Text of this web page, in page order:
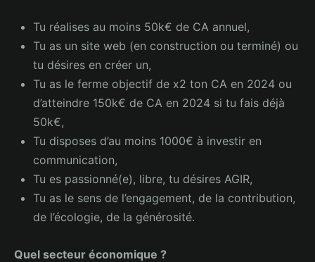
Tu réalises au moins 50k€ de CA annuel,
Tu as un site web (en construction ou terminé) ou
tu désires en créer un,
Tu as le ferme objectif de x2 ton CA en 2024 ou
d’atteindre 150k€ de CA en 2024 si tu fais déjà
50k€,
Tu disposes d’au moins 1000€ à investir en
communication,
Tu es passionné(e), libre, tu désires AGIR,
Tu as le sens de l’engagement, de la contribution,
de l’écologie, de la générosité.
Quel secteur économique ?